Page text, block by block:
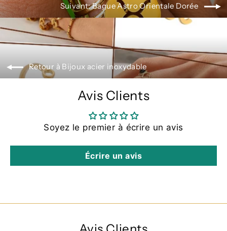
Suivant: Bague Astro Orientale Dorée
Retour à Bijoux acier inoxydable
Avis Clients
Soyez le premier à écrire un avis
Écrire un avis